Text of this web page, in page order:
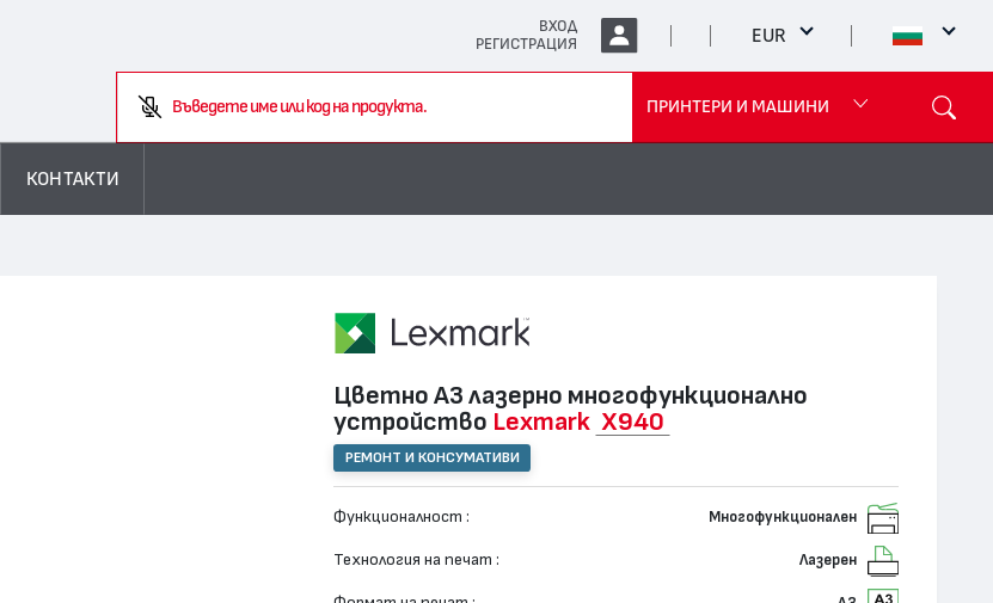
ВХОД
РЕГИСТРАЦИЯ
EUR
ПРИНТЕРИ И МАШИНИ
КОНТАКТИ
Цветно А3 лазернo многофункционално
устройство Lexmark X940
РЕМОНТ И КОНСУМАТИВИ
Функционалност : Многофункционален
Технология на печат : Лазерен